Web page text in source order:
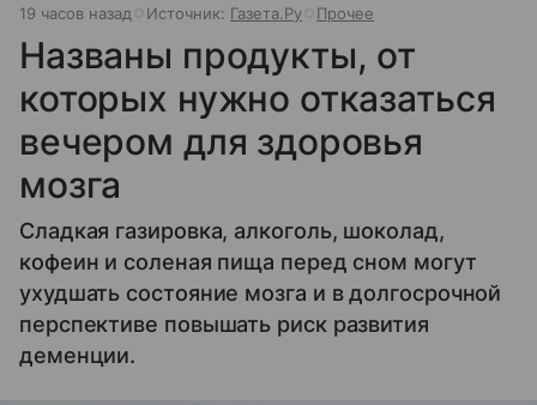
19 часов назад Источник: Газета.Ру Прочее
Названы продукты, от
которых нужно отказаться
вечером для здоровья
мозга
Сладкая газировка, алкоголь, шоколад,
кофеин и соленая пища перед сном могут
ухудшать состояние мозга и в долгосрочной
перспективе повышать риск развития
деменции.